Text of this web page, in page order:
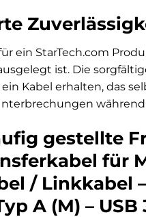
ein StarTech.com
ist. Die
ein Kabel erhalten, das
gestellte
für
/ Linkkabel –
A (M) –